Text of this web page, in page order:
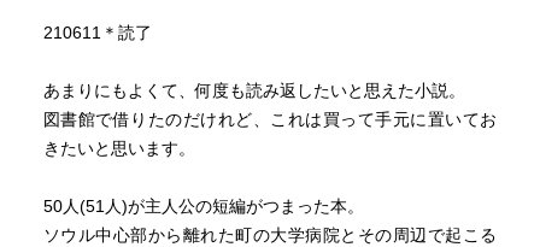
210611＊読了
あまりにもよくて、何度も読み返したいと思えた小説。
図書館で借りたのだけれど、これは買って手元に置いてお
きたいと思います。
50人(51人)が主人公の短編がつまった本。
ソウル中心部から離れた町の大学病院とその周辺で起こる